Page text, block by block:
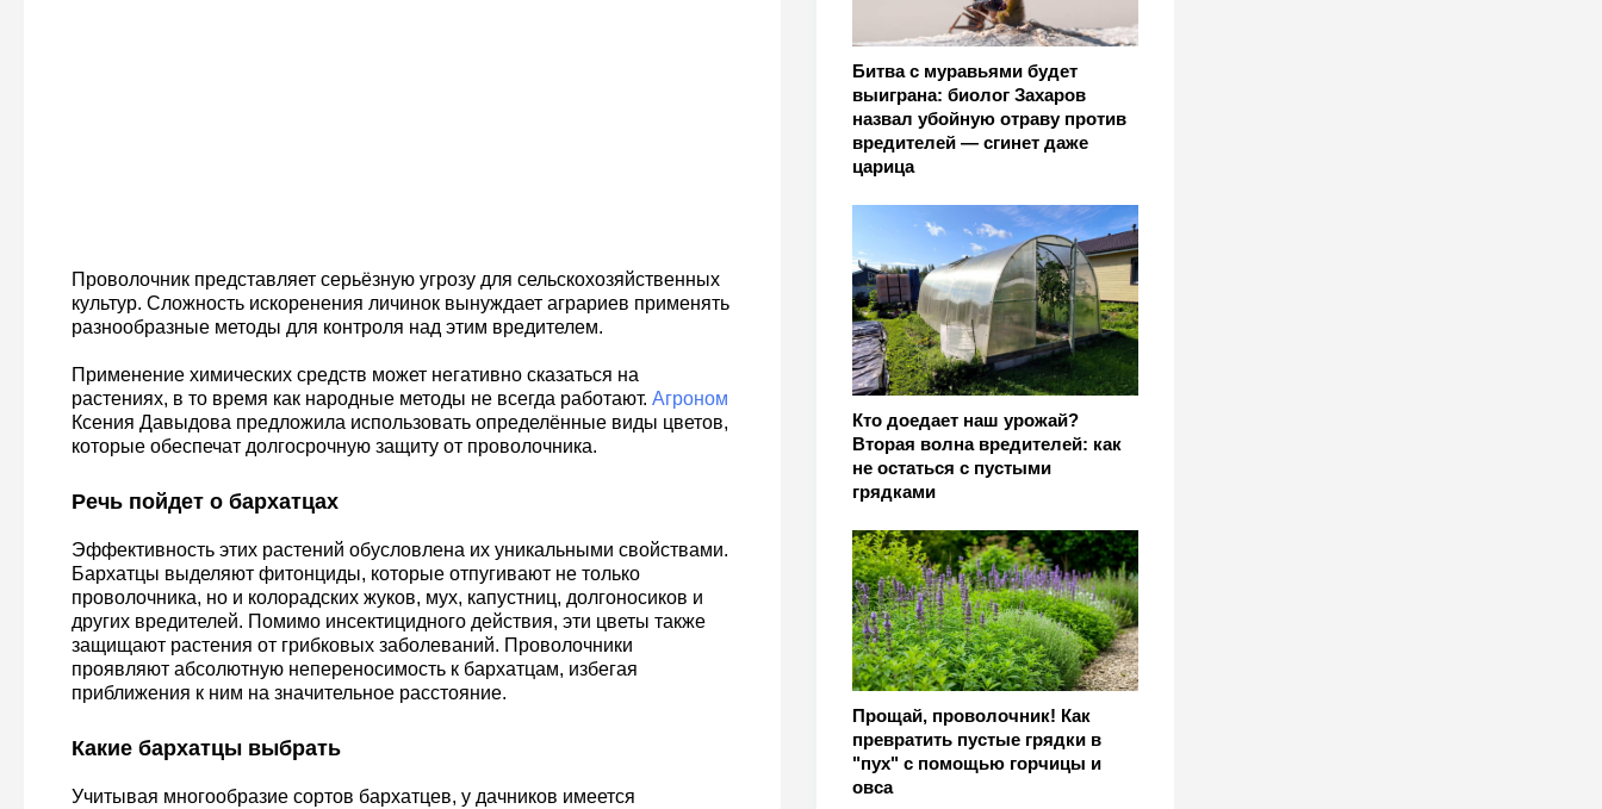
Битва с муравьями будет
выиграна: биолог Захаров
назвал убойную отраву против
вредителей — сгинет даже
царица
Кто доедает наш урожай?
Вторая волна вредителей: как
не остаться с пустыми
грядками
Прощай, проволочник! Как
превратить пустые грядки в
"пух" с помощью горчицы и
овса
Проволочник представляет серьёзную угрозу для сельскохозяйственных
культур. Сложность искоренения личинок вынуждает аграриев применять
разнообразные методы для контроля над этим вредителем.
Применение химических средств может негативно сказаться на
растениях, в то время как народные методы не всегда работают. Агроном
Ксения Давыдова предложила использовать определённые виды цветов,
которые обеспечат долгосрочную защиту от проволочника.
Речь пойдет о бархатцах
Эффективность этих растений обусловлена их уникальными свойствами.
Бархатцы выделяют фитонциды, которые отпугивают не только
проволочника, но и колорадских жуков, мух, капустниц, долгоносиков и
других вредителей. Помимо инсектицидного действия, эти цветы также
защищают растения от грибковых заболеваний. Проволочники
проявляют абсолютную непереносимость к бархатцам, избегая
приближения к ним на значительное расстояние.
Какие бархатцы выбрать
Учитывая многообразие сортов бархатцев, у дачников имеется